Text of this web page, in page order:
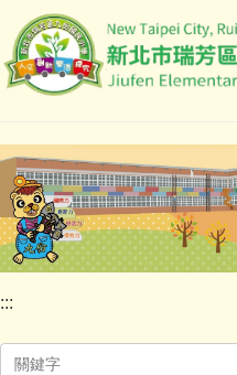
到
主
容
區
:::